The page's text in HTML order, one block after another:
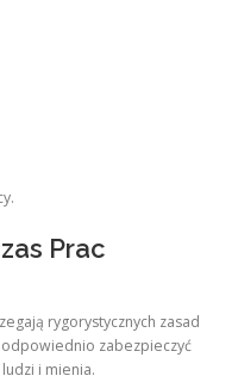
Prac
rygorystycznych zasad
zabezpieczyć
i mienia.